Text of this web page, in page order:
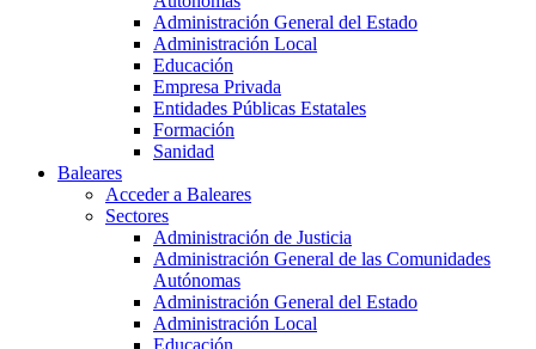
Administración General del Estado
Administración Local
Educación
Empresa Privada
Entidades Públicas Estatales
Formación
Sanidad
Baleares
Acceder a Baleares
Sectores
Administración de Justicia
Administración General de las Comunidades
Autónomas
Administración General del Estado
Administración Local